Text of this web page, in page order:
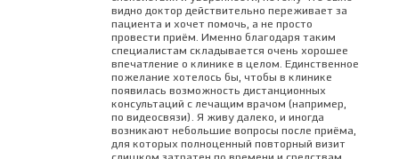
Кератопахимметрия
390
Скрининговое обследование зрения
(проверка остроты зрения,
авторефрактометрия,
пневмотонометрия, компьютерная
990
Диагностический пакет
"Рефракционный" (ОКТ
IOL DIU 100 - 800 (Johnson & Johnson,
Факоемульсифікація катаракти з
імплантацією ІОЛ Tecnis Synergy
ZFR00V (Johnson & Johnson, США)
72190
Факоемульсифікація катаракти з
імплантацією ІОЛ Tecnis Synergy toric
IOL DFW100 (Johnson & Johnson,
80890
видно доктор действительно переживает за
пациента и хочет помочь, а не просто
провести приём. Именно благодаря таким
специалистам складывается очень хорошее
впечатление о клинике в целом. Единственное
пожелание хотелось бы, чтобы в клинике
появилась возможность дистанционных
консультаций с лечащим врачом (например,
по видеосвязи). Я живу далеко, и иногда
возникают небольшие вопросы после приёма,
для которых полноценный повторный визит